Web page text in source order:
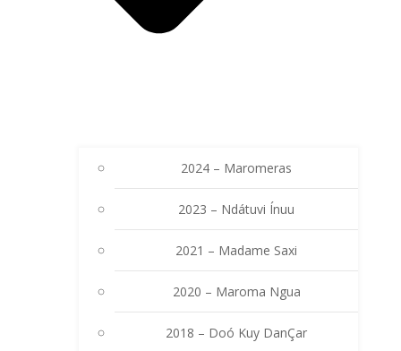
2024 – Maromeras
2023 – Ndátuvi Ínuu
2021 – Madame Saxi
2020 – Maroma Ngua
2018 – Doó Kuy DanÇar